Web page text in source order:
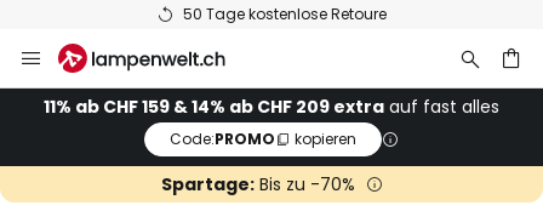
50 Tage kostenlose Retoure
Inhalt
springen
11% ab CHF 159 & 14% ab CHF 209 extra auf fast alles
Code:PROMO kopieren
Spartage:Bis zu -70%